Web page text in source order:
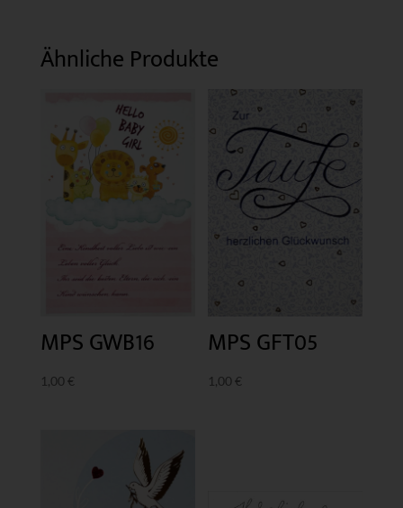
Ähnliche Produkte
MPS GWB16
1,00 €
MPS GFT05
1,00 €